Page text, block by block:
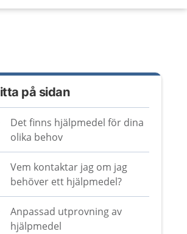
på sidan
Det finns hjälpmedel för dina
olika behov
Vem kontaktar jag om jag
behöver ett hjälpmedel?
Anpassad utprovning av
hjälpmedel